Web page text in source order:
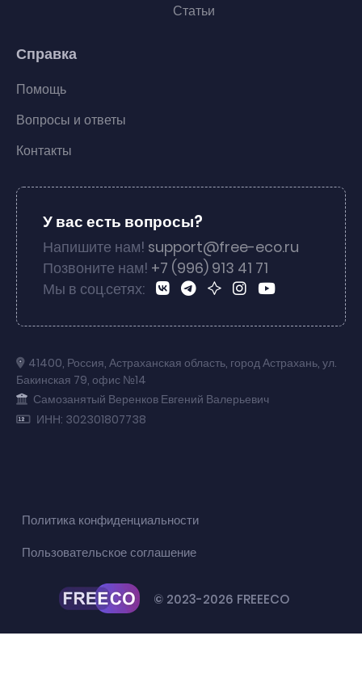
Статьи
Справка
Помощь
Вопросы и ответы
Контакты
У вас есть вопросы?
Напишите нам! support@free-eco.ru
Позвоните нам! +7 (996) 913 41 71
Мы в соц.сетях:
41400, Россия, Астраханская область, город Астрахань, ул.
Бакинская 79, офис №14
Самозанятый Веренков Евгений Валерьевич
ИНН: 302301807738
© 2023-2026 FREEECO
Политика конфиденциальности
Пользовательское соглашение